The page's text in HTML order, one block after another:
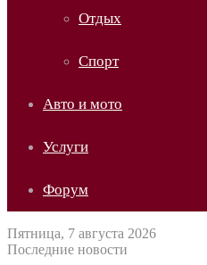
Отдых
Спорт
Авто и мото
Услуги
Форум
Пятница, 7 августа 2026
Последние новости